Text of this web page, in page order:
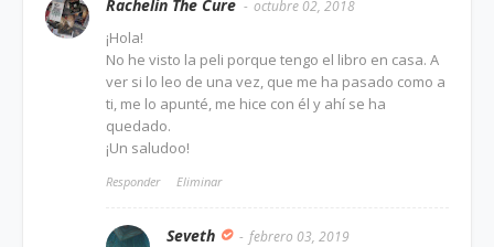
Rachelín The Cure octubre 02, 2018
¡Hola!
No he visto la peli porque tengo el libro en casa. A
ver si lo leo de una vez, que me ha pasado como a
ti, me lo apunté, me hice con él y ahí se ha
quedado.
¡Un saludoo!
Responder Eliminar
Seveth febrero 03, 2019